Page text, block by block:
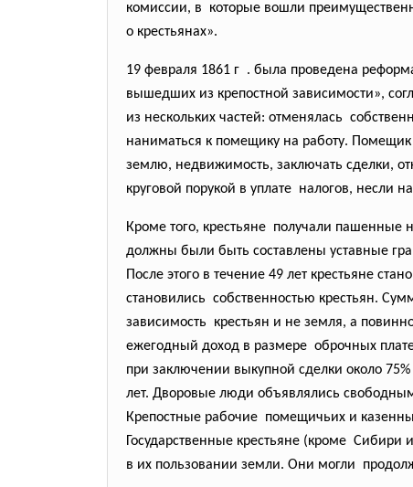
комиссии, в которые вошли
о крестьянах».
19 февраля 1861 г . была проведена
вышедших из крепостной зависимости»,
из нескольких частей: отменялась
наниматься к помещику на работу. Помещик
землю, недвижимость, заключать сделки,
круговой порукой в уплате налогов, несли
Кроме того, крестьяне получали пашенные
должны были быть составлены уставные
После этого в течение 49 лет крестьяне
становились собственностью крестьян.
зависимость крестьян и не земля, а
ежегодный доход в размере оброчных
при заключении выкупной сделки около
лет. Дворовые люди объявлялись
Крепостные рабочие помещичьих и
Государственные крестьяне (кроме
в их пользовании земли. Они могли